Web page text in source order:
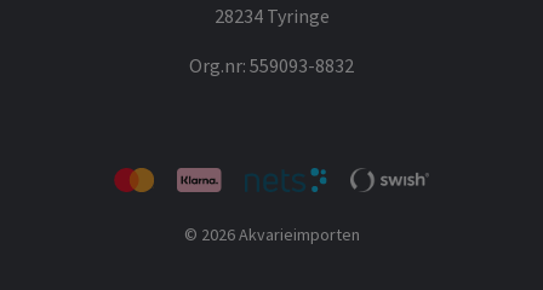
28234 Tyringe
Org.nr: 559093-8832
© 2026 Akvarieimporten